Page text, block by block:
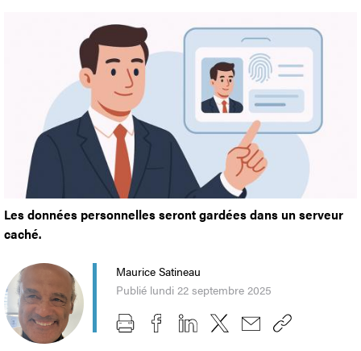
Les données personnelles seront gardées dans un serveur
caché.
Maurice Satineau
Publié lundi 22 septembre 2025